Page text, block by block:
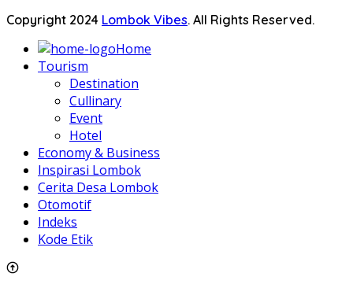
Copyright 2024 Lombok Vibes. All Rights Reserved.
Home
Tourism
Destination
Cullinary
Event
Hotel
Economy & Business
Inspirasi Lombok
Cerita Desa Lombok
Otomotif
Indeks
Kode Etik